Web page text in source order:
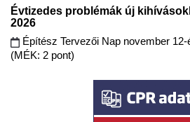
Évtizedes problémák új
2026
Építész Tervezői Nap november 12-
(MÉK: 2 pont)